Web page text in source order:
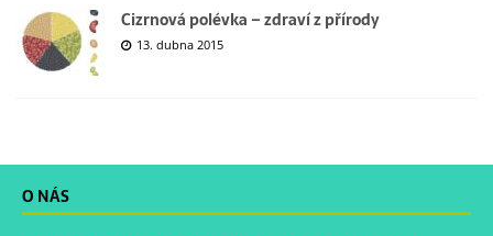
Cizrnová polévka – zdraví z přírody
13. dubna 2015
O NÁS